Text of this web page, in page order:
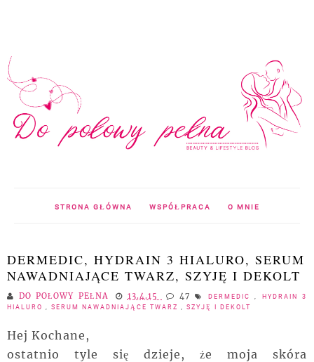
STRONA GŁÓWNA WSPÓŁPRACA O MNIE
DERMEDIC, HYDRAIN 3 HIALURO, SERUM
NAWADNIAJĄCE TWARZ, SZYJĘ I DEKOLT
DO POŁOWY PEŁNA 13.4.15 47 DERMEDIC
HYDRAIN 3
HIALURO
SERUM NAWADNIAJĄCE TWARZ SZYJĘ I DEKOLT
Hej Kochane,
ostatnio tyle się dzieje, że moja skóra